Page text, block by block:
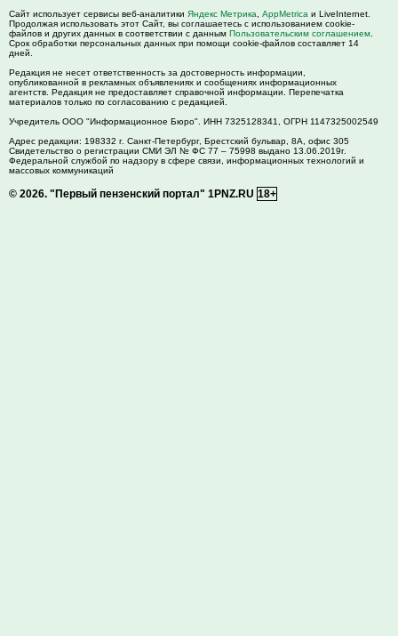
Сайт использует сервисы веб-аналитики Яндекс Метрика AppMetrica и LiveInternet.
Продолжая использовать этот Сайт, вы соглашаетесь с использованием cookie-
файлов и других данных в соответствии с данным Пользовательским соглашением
Срок обработки персональных данных при помощи cookie-файлов составляет 14
дней.
Редакция не несет ответственность за достоверность информации,
опубликованной в рекламных объявлениях и сообщениях информационных
агентств. Редакция не предоставляет справочной информации. Перепечатка
материалов только по согласованию с редакцией.
Учредитель ООО "Информационное Бюро". ИНН 7325128341, ОГРН 1147325002549
Адрес редакции: 198332 г. Санкт-Петербург, Брестский бульвар, 8А, офис 305
Свидетельство о регистрации СМИ ЭЛ № ФС 77 – 75998 выдано 13.06.2019г.
Федеральной службой по надзору в сфере связи, информационных технологий и
массовых коммуникаций
© 2026. "Первый пензенский портал" 1PNZ.RU 18+